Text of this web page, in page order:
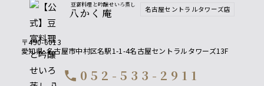
豆富料理と吟醸せいろ蒸し
八かく庵 名古屋セントラルタワーズ店
〒450-6013
愛知県 名古屋市中村区名駅1-1-4名古屋セントラルタワーズ13F
call 052-533-2911